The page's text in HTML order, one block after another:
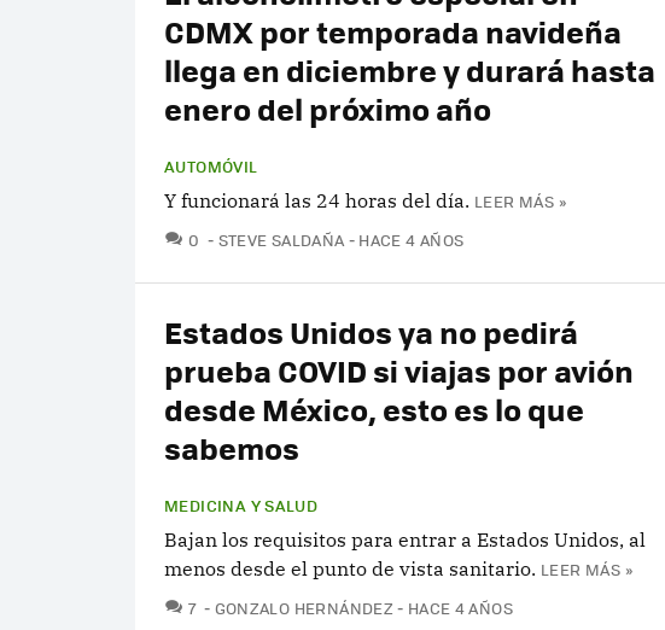
CDMX por temporada navideña
llega en diciembre y durará hasta
enero del próximo año
AUTOMÓVIL
Y funcionará las 24 horas del día. LEER MÁS »
0 COMENTARIOS
STEVE SALDAÑA HACE 4 AÑOS
Estados Unidos ya no pedirá
prueba COVID si viajas por avión
desde México, esto es lo que
sabemos
MEDICINA Y SALUD
Bajan los requisitos para entrar a Estados Unidos, al
menos desde el punto de vista sanitario. LEER MÁS »
7 COMENTARIOS
GONZALO HERNÁNDEZ HACE 4 AÑOS